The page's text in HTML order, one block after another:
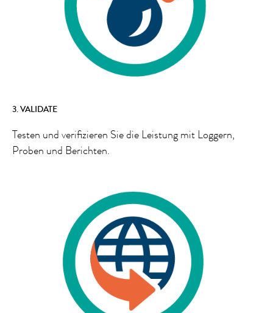
3. VALIDATE
Testen und verifizieren Sie die Leistung mit Loggern,
Proben und Berichten.